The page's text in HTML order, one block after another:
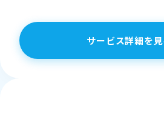
サービス詳細を